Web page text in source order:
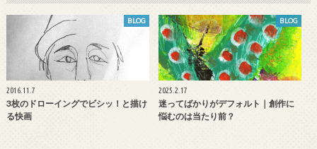
BLOG
2016.11.7
3枚のドローイングでビシッ！と描け
る快画
BLOG
2025.2.17
迷ってばかりがデフォルト｜創作に
悩むのは当たり前？